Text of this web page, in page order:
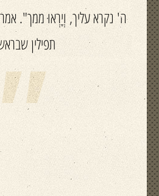
ה' נקרא עליך, וְיָרְאוּ ממך".
תפילין